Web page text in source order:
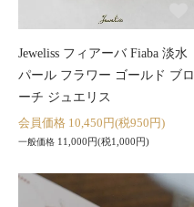
Jeweliss フィアーバ Fiaba 淡水
パール フラワー ゴールド ブロ
ーチ ジュエリス
会員価格 10,450円(税950円)
一般価格 11,000円(税1,000円)